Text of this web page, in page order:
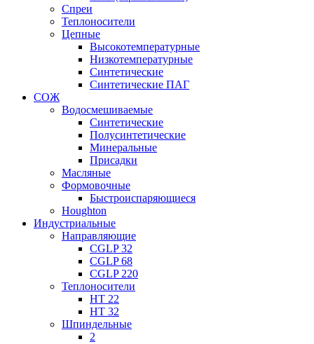
Спреи
Теплоносители
Цепные
Высокотемпературные
Низкотемпературные
Синтетические
Синтетические ПАГ
СОЖ
Водосмешиваемые
Синтетические
Полусинтетические
Минеральные
Присадки
Масляные
Формовочные
Быстроиспаряющиеся
Houghton
Индустриальные
Направляющие
CGLP 32
CGLP 68
CGLP 220
Теплоносители
HT 22
HT 32
Шпиндельные
2